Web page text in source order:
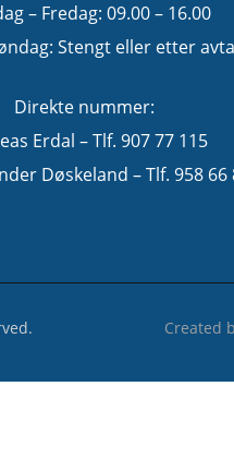
– Fredag: 09.00 – 16.00
Stengt eller etter
Direkte nummer:
Erdal – Tlf. 907 77 115
Døskeland – Tlf. 958 66
Created